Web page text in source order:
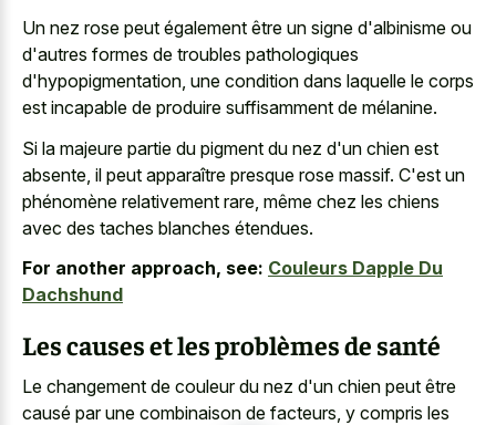
Un nez rose peut également être un signe d'albinisme ou
d'autres formes de troubles pathologiques
d'hypopigmentation, une condition dans laquelle le corps
est incapable de produire suffisamment de mélanine.
Si la majeure partie du pigment du nez d'un chien est
absente, il peut apparaître presque rose massif. C'est un
phénomène relativement rare, même chez les chiens
avec des taches blanches étendues.
For another approach, see: Couleurs Dapple Du
Dachshund
Les causes et les problèmes de santé
Le changement de couleur du nez d'un chien peut être
causé par une combinaison de facteurs, y compris les